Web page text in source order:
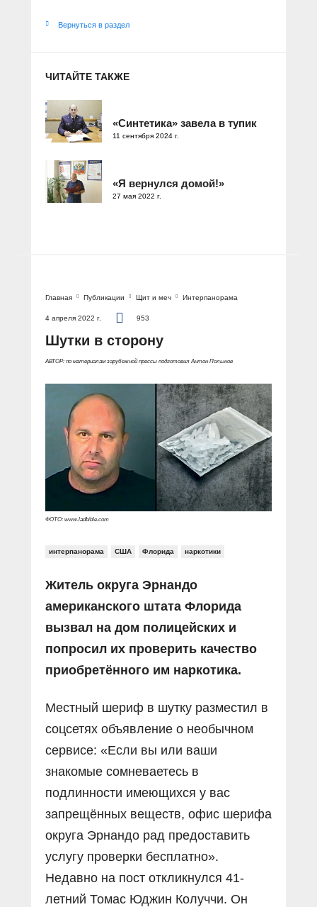
Вернуться в раздел
ЧИТАЙТЕ ТАКЖЕ
«Синтетика» завела в тупик
11 сентября 2024 г.
«Я вернулся домой!»
27 мая 2022 г.
Главная Публикации Щит и меч Интерпанорама
4 апреля 2022 г. 953
Шутки в сторону
АВТОР: по материалам зарубежной прессы подготовил Антон Полынов
ФОТО: www.ladbible.com
интерпанорама США Флорида наркотики
Житель округа Эрнандо
американского штата Флорида
вызвал на дом полицейских и
попросил их проверить качество
приобретённого им наркотика.
Местный шериф в шутку разместил в
соцсетях объявление о необычном
сервисе: «Если вы или ваши
знакомые сомневаетесь в
подлинности имеющихся у вас
запрещённых веществ, офис шерифа
округа Эрнандо рад предоставить
услугу проверки бесплатно».
Недавно на пост откликнулся 41-
летний Томас Юджин Колуччи. Он